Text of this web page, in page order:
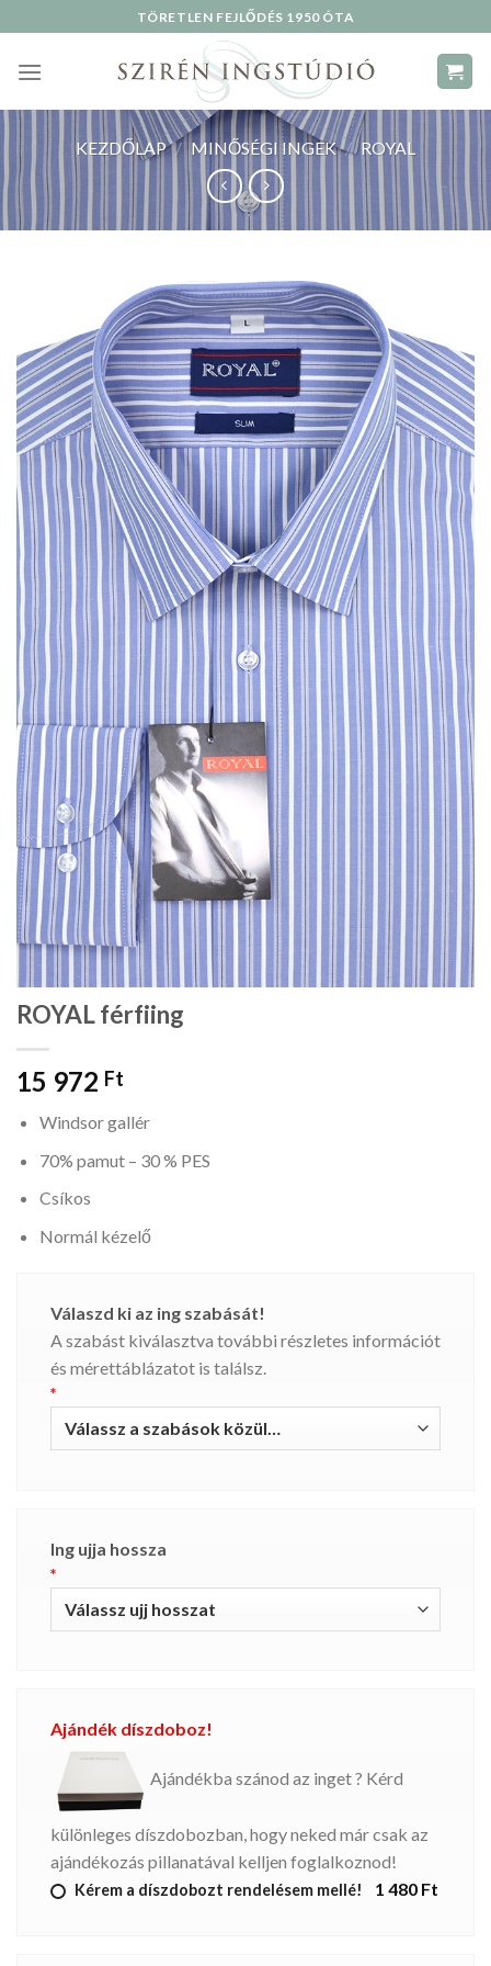
to
content
TÖRETLEN FEJLŐDÉS 1950 ÓTA
KEZDŐLAP / MINŐSÉGI INGEK / ROYAL
ROYAL férfiing
15 972 Ft
Windsor gallér
70% pamut – 30 % PES
Csíkos
Normál kézelő
Válaszd ki az ing szabását!
A szabást kiválasztva további részletes információt
és mérettáblázatot is találsz.
*
Ing ujja hossza
*
Ajándék díszdoboz!
Ajándékba szánod az inget ? Kérd
különleges díszdobozban, hogy neked már csak az
ajándékozás pillanatával kelljen foglalkoznod!
Kérem a díszdobozt rendelésem mellé! 1 480 Ft